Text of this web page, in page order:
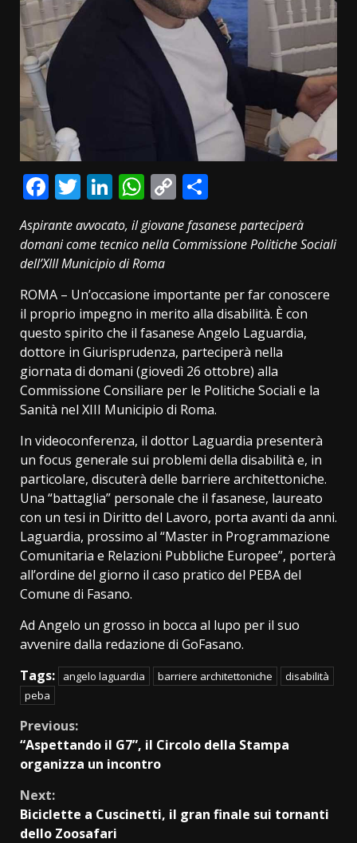
Facebook
Twitter
LinkedIn
WhatsApp
Copy
Link
Aspirante avvocato, il giovane fasanese parteciperà
domani come tecnico nella Commissione Politiche Sociali
dell’XIII Municipio di Roma
ROMA – Un’occasione importante per far conoscere
il proprio impegno in merito alla disabilità. È con
questo spirito che il fasanese Angelo Laguardia,
dottore in Giurisprudenza, parteciperà nella
giornata di domani (giovedì 26 ottobre) alla
Commissione Consiliare per le Politiche Sociali e la
Sanità nel XIII Municipio di Roma.
In videoconferenza, il dottor Laguardia presenterà
un focus generale sui problemi della disabilità e, in
particolare, discuterà delle barriere architettoniche.
Una “battaglia” personale che il fasanese, laureato
con un tesi in Diritto del Lavoro, porta avanti da anni.
Laguardia, prossimo al “Master in Programmazione
Comunitaria e Relazioni Pubbliche Europee”, porterà
all’ordine del giorno il caso pratico del PEBA del
Comune di Fasano.
Ad Angelo un grosso in bocca al lupo per il suo
avvenire dalla redazione di GoFasano.
Tags:
angelo laguardia barriere architettoniche
disabilità
peba
Continue
Reading
Previous:
“Aspettando il G7”, il Circolo della Stampa
organizza un incontro
Next:
Biciclette a Cuscinetti, il gran finale sui tornanti
dello Zoosafari